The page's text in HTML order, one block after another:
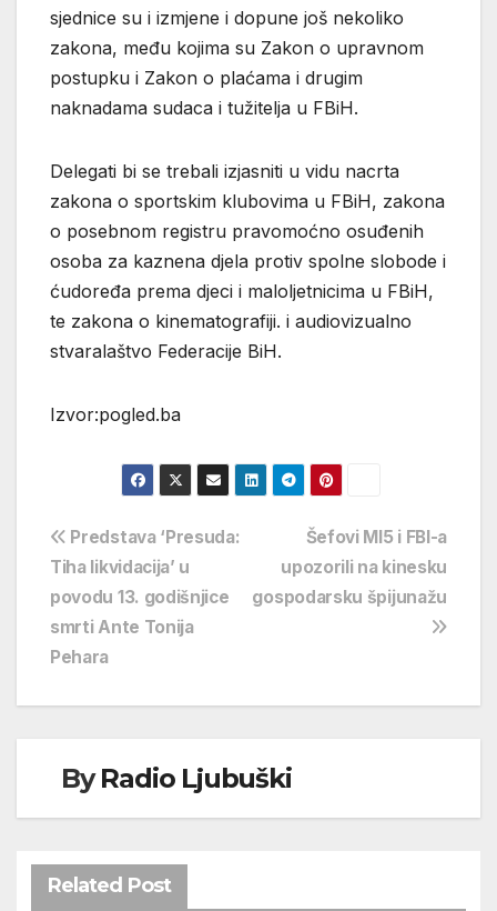
sjednice su i izmjene i dopune još nekoliko
zakona, među kojima su Zakon o upravnom
postupku i Zakon o plaćama i drugim
naknadama sudaca i tužitelja u FBiH.
Delegati bi se trebali izjasniti u vidu nacrta
zakona o sportskim klubovima u FBiH, zakona
o posebnom registru pravomoćno osuđenih
osoba za kaznena djela protiv spolne slobode i
ćudoređa prema djeci i maloljetnicima u FBiH,
te zakona o kinematografiji. i audiovizualno
stvaralaštvo Federacije BiH.
Izvor:pogled.ba
Navigacija
objava
Šefovi MI5 i FBI-a
upozorili na kinesku
gospodarsku špijunažu
Predstava ‘Presuda:
Tiha likvidacija’ u
povodu 13. godišnjice
smrti Ante Tonija
Pehara
ByRadio Ljubuški
Related Post